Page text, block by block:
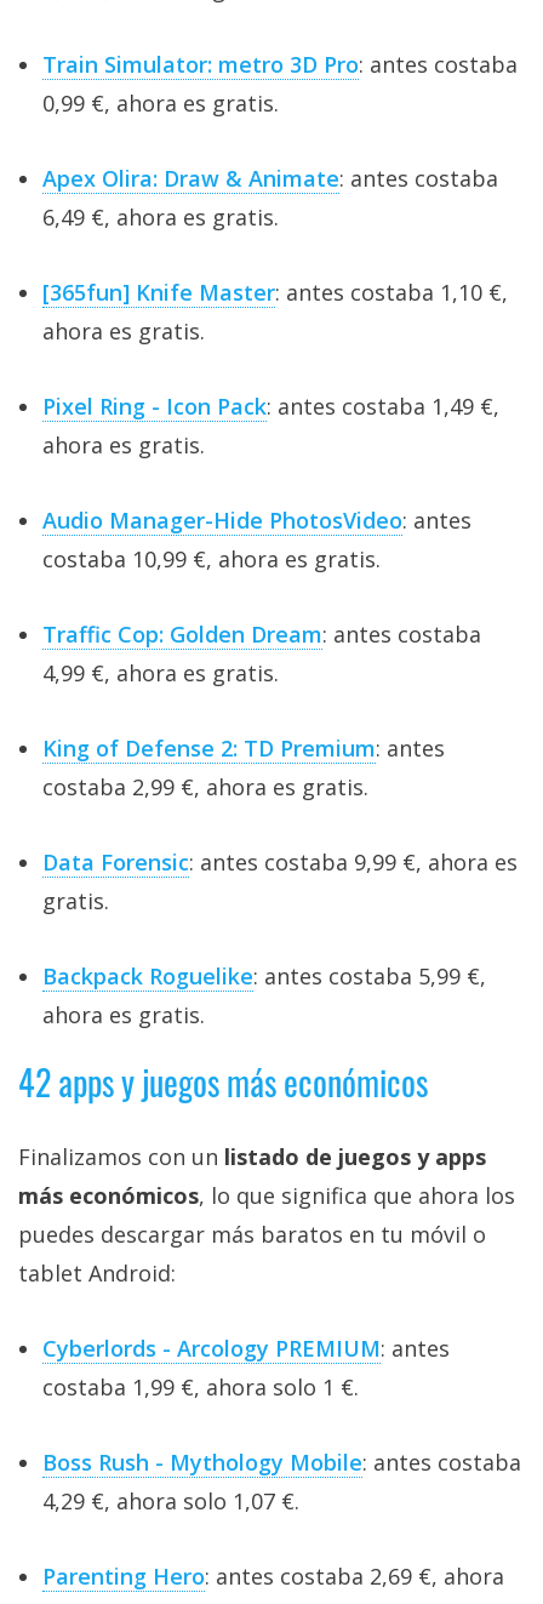
Train Simulator: metro 3D Pro: antes costaba
0,99 €, ahora es gratis.
Apex Olira: Draw & Animate: antes costaba
6,49 €, ahora es gratis.
[365fun] Knife Master: antes costaba 1,10 €,
ahora es gratis.
Pixel Ring - Icon Pack: antes costaba 1,49 €,
ahora es gratis.
Audio Manager-Hide PhotosVideo: antes
costaba 10,99 €, ahora es gratis.
Traffic Cop: Golden Dream: antes costaba
4,99 €, ahora es gratis.
King of Defense 2: TD Premium: antes
costaba 2,99 €, ahora es gratis.
Data Forensic: antes costaba 9,99 €, ahora es
gratis.
Backpack Roguelike: antes costaba 5,99 €,
ahora es gratis.
42 apps y juegos más económicos
Finalizamos con un listado de juegos y apps
más económicos, lo que significa que ahora los
puedes descargar más baratos en tu móvil o
tablet Android:
Cyberlords - Arcology PREMIUM: antes
costaba 1,99 €, ahora solo 1 €.
Boss Rush - Mythology Mobile: antes costaba
4,29 €, ahora solo 1,07 €.
Parenting Hero: antes costaba 2,69 €, ahora